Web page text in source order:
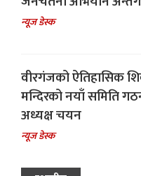
न्यूज डेस्क
वीरगंजको ऐतिहासिक
मन्दिरको नयाँ समिति
अध्यक्ष चयन
न्यूज डेस्क